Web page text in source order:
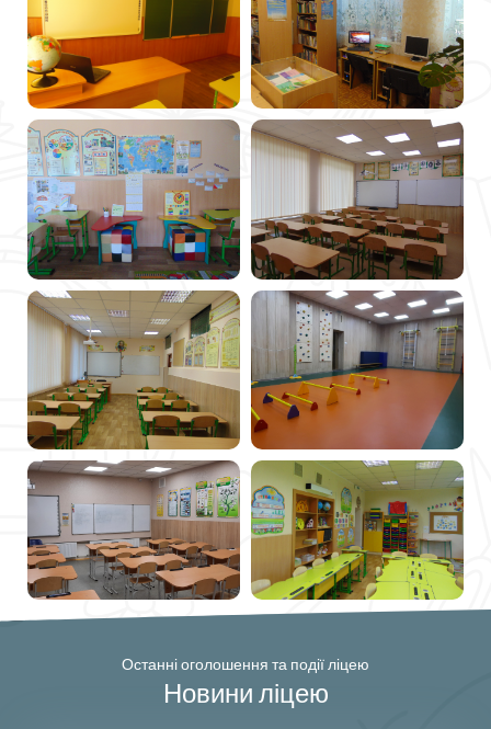
Останні оголошення та події ліцею
Новини ліцею